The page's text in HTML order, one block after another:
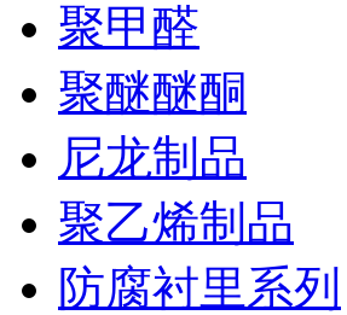
聚甲醛
聚醚醚酮
尼龙制品
聚乙烯制品
防腐衬里系列